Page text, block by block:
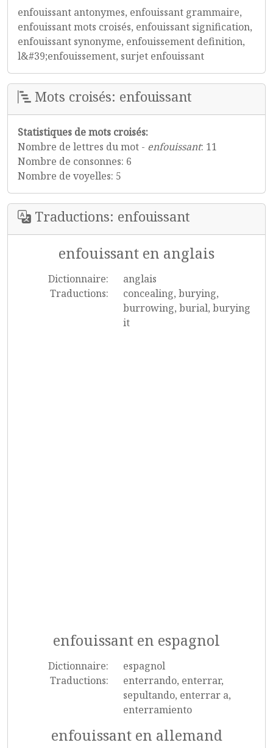
enfouissant antonymes, enfouissant grammaire,
enfouissant mots croisés, enfouissant signification,
enfouissant synonyme, enfouissement definition,
l&#39;enfouissement, surjet enfouissant
Mots croisés: enfouissant
Statistiques de mots croisés:
Nombre de lettres du mot - enfouissant: 11
Nombre de consonnes: 6
Nombre de voyelles: 5
Traductions: enfouissant
enfouissant en anglais
Dictionnaire:
anglais
Traductions:
concealing, burying,
burrowing, burial, burying
it
enfouissant en espagnol
Dictionnaire:
espagnol
Traductions:
enterrando, enterrar,
sepultando, enterrar a,
enterramiento
enfouissant en allemand